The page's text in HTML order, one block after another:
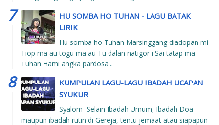
HU SOMBA HO TUHAN - LAGU BATAK
LIRIK
Hu somba ho Tuhan Marsinggang diadopan mi
Tiop ma au togu ma au Tu dalan natigor i Sai tatap ma
Tuhan Hami angka pardosa...
KUMPULAN LAGU-LAGU IBADAH UCAPAN
SYUKUR
Syalom Selain Ibadah Umum, Ibadah Doa
maupun ibadah rutin di Gereja, tentu jemaat atau siapapun